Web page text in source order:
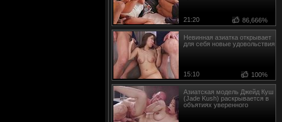
21:20 86,666%
15:10 100%
Невинная азиатка открывает
для себя новые удовольствия
Азиатская модель Джейд Куш
(Jade Kush) раскрывается в
объятиях уверенного